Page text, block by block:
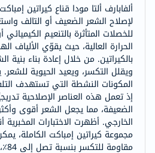
ألفابارف ألتا مودا قناع كيراتين
لإصلاح الشعر الضعيف أو التالف
للخصلات المتأثرة بالتنعيم
الحرارة العالية، حيث يقوّي الألياف
بالكيراتين. من خلال إعادة بناء بنية
ويقلل التكسر، ويعيد الحيوية
المكونات النشطة التي تستهدف
إذ تعمل هذه العناصر الإصلاحية
الضعيفة، مما يجعل الشعر أقوى
الخارجي. أظهرت الاختبارات
مجموعة كيراتين إمباكت الكاملة،